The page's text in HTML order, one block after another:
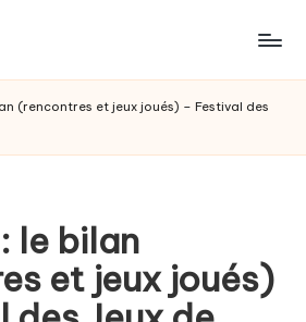
(rencontres et jeux joués) – Festival des
le bilan
et jeux joués)